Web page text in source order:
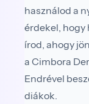
használod a
érde­kel, hogy
írod, ahogy
a Cimbora
Endrével
diákok.